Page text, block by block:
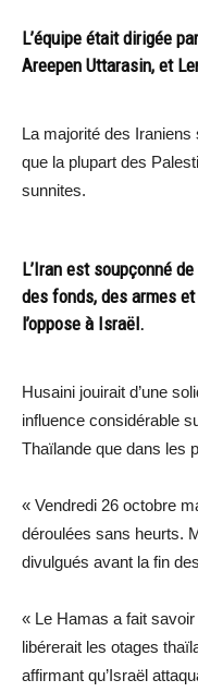
L’équipe était dirigée
Areepen Uttarasin, et
La majorité des
que la plupart des
sunnites.
L’Iran est soupçonné
des fonds, des armes
l’oppose à Israël.
Husaini jouirait d’une
influence considérable
Thaïlande que dans les
« Vendredi 26 octobre
déroulées sans heurts.
divulgués avant la fin
« Le Hamas a fait
libérerait les otages
affirmant qu’Israël